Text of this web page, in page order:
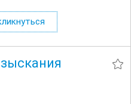
— 5/2 с плавающими